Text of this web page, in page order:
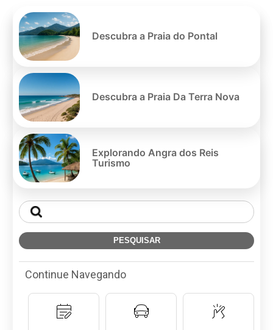
Descubra a Praia do Pontal
Descubra a Praia Da Terra Nova
Explorando Angra dos Reis
Turismo
Continue Navegando